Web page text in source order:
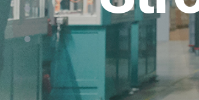
NEO CEE:
effizient in der